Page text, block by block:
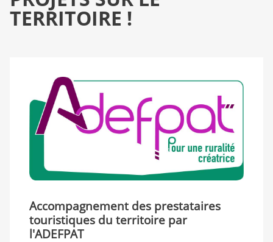
TERRITOIRE !
Accompagnement des prestataires
touristiques du territoire par
l'ADEFPAT